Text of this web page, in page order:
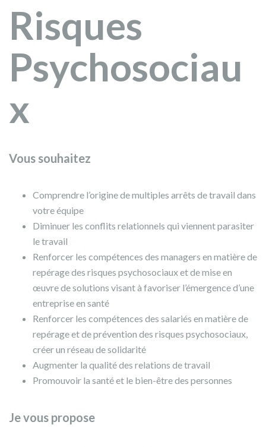
Risques
Psychosociau
x
Vous souhaitez
Comprendre l’origine de multiples arrêts de travail dans
votre équipe
Diminuer les conflits relationnels qui viennent parasiter
le travail
Renforcer les compétences des managers en matière de
repérage des risques psychosociaux et de mise en
œuvre de solutions visant à favoriser l’émergence d’une
entreprise en santé
Renforcer les compétences des salariés en matière de
repérage et de prévention des risques psychosociaux,
créer un réseau de solidarité
Augmenter la qualité des relations de travail
Promouvoir la santé et le bien-être des personnes
Je vous propose